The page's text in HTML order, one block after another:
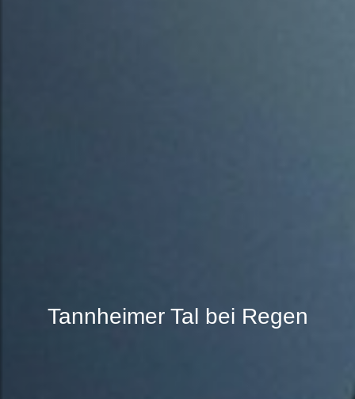
Tannheimer Tal bei Regen